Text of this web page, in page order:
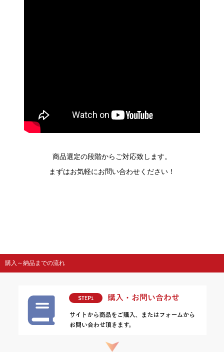
商品選定の段階からご対応致します。
まずはお気軽にお問い合わせください！
購入～納品までの流れ